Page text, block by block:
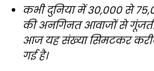
कभी दुनिया में 30,000 से
की अनगिनत आवाजों से
आज यह संख्या सिमटकर
गई है।